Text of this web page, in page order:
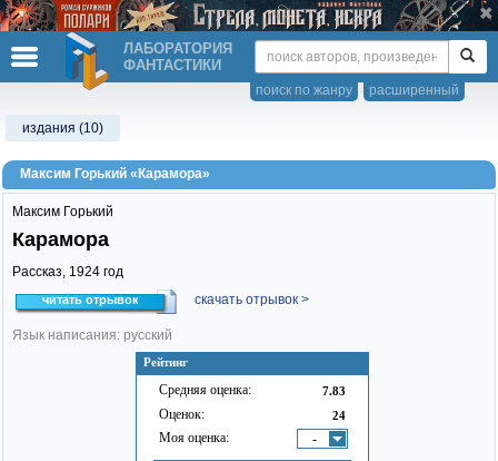
ЛАБОРАТОРИЯ
ФАНТАСТИКИ
расширенный
поиск по жанру
издания (10)
Максим Горький «Карамора»
Рейтинг
Средняя оценка: 7.83
Оценок: 24
Моя оценка: -
Максим Горький
Карамора
Рассказ, 1924 год
читать отрывок скачать отрывок >
Язык написания: русский